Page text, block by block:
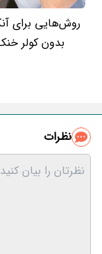
روش‌هایی برای
بدون کولر
نظرات